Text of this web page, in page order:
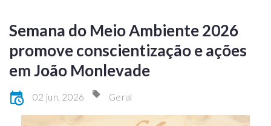
Semana do Meio Ambiente 2026
promove conscientização e ações
em João Monlevade
02 jun, 2026 Geral